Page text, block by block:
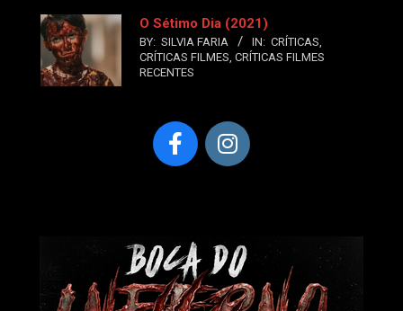
O Sétimo Dia (2021)
BY: SILVIA FARIA IN: CRÍTICAS
CRÍTICAS FILMES CRÍTICAS FILMES
RECENTES